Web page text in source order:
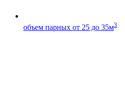
объем парных от 25 до 35м3